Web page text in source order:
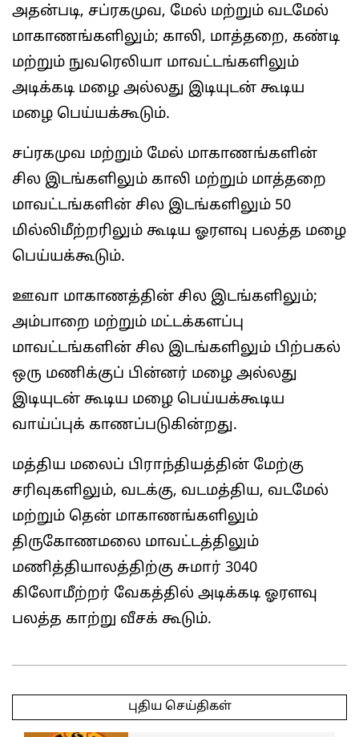
அதன்படி, சப்ரகமுவ, மேல் மற்றும் வடமேல்
மாகாணங்களிலும்; காலி, மாத்தறை, கண்டி
மற்றும் நுவரெலியா மாவட்டங்களிலும்
அடிக்கடி மழை அல்லது இடியுடன் கூடிய
மழை பெய்யக்கூடும்.
சப்ரகமுவ மற்றும் மேல் மாகாணங்களின்
சில இடங்களிலும் காலி மற்றும் மாத்தறை
மாவட்டங்களின் சில இடங்களிலும் 50
மில்லிமீற்றரிலும் கூடிய ஓரளவு பலத்த மழை
பெய்யக்கூடும்.
ஊவா மாகாணத்தின் சில இடங்களிலும்;
அம்பாறை மற்றும் மட்டக்களப்பு
மாவட்டங்களின் சில இடங்களிலும் பிற்பகல்
ஒரு மணிக்குப் பின்னர் மழை அல்லது
இடியுடன் கூடிய மழை பெய்யக்கூடிய
வாய்ப்புக் காணப்படுகின்றது.
மத்திய மலைப் பிராந்தியத்தின் மேற்கு
சரிவுகளிலும், வடக்கு, வடமத்திய, வடமேல்
மற்றும் தென் மாகாணங்களிலும்
திருகோணமலை மாவட்டத்திலும்
மணித்தியாலத்திற்கு சுமார் 3040
கிலோமீற்றர் வேகத்தில் அடிக்கடி ஓரளவு
பலத்த காற்று வீசக் கூடும்.
05-
புதிய செய்திகள்